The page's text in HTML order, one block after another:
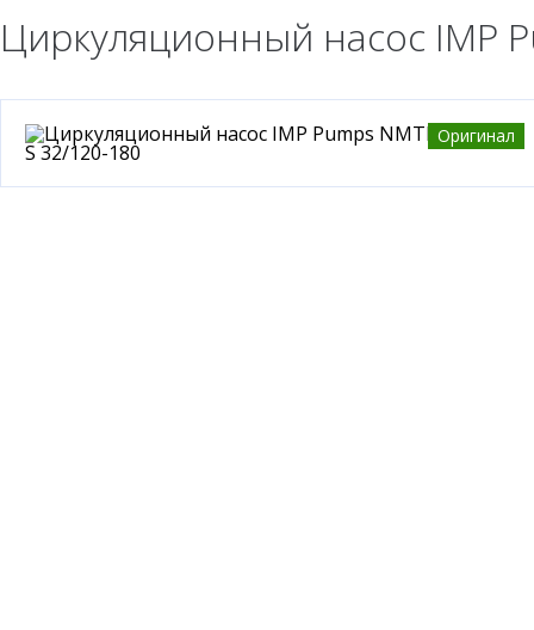
Циркуляционный насос IMP
Оригинал